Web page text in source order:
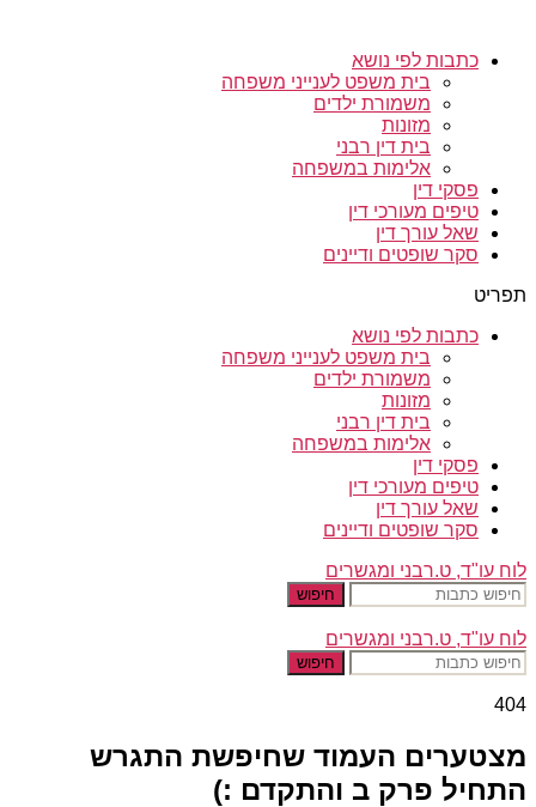
כתבות לפי נושא
בית משפט לענייני משפחה
משמורת ילדים
מזונות
בית דין רבני
אלימות במשפחה
פסקי דין
טיפים מעורכי דין
שאל עורך דין
סקר שופטים ודיינים
תפריט
כתבות לפי נושא
בית משפט לענייני משפחה
משמורת ילדים
מזונות
בית דין רבני
אלימות במשפחה
פסקי דין
טיפים מעורכי דין
שאל עורך דין
סקר שופטים ודיינים
לוח עו"ד, ט.רבני ומגשרים
חיפוש
לוח עו"ד, ט.רבני ומגשרים
חיפוש
404
מצטערים העמוד שחיפשת התגרש
התחיל פרק ב והתקדם :)